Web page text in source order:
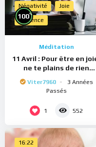
Négativité Joie
Présence
100%
Méditation
11 Avril : Pour être en
ne te plains de rien
Viter7960
3 Années
Passés
1 552
16:22